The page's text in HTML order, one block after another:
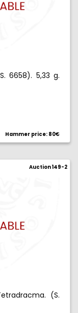
6658). 5,33 g.
Hammer price: 80€
Auction 149-2
(S.